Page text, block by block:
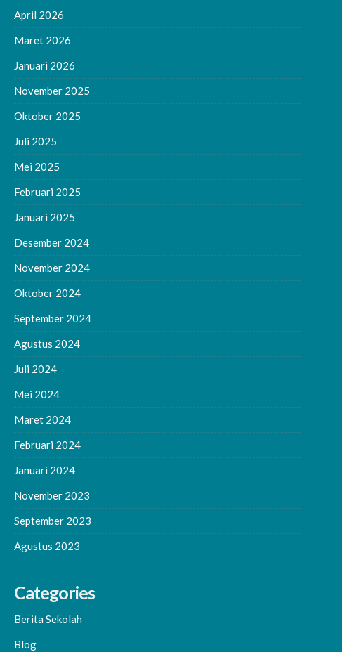
April 2026
Maret 2026
Januari 2026
November 2025
Oktober 2025
Juli 2025
Mei 2025
Februari 2025
Januari 2025
Desember 2024
November 2024
Oktober 2024
September 2024
Agustus 2024
Juli 2024
Mei 2024
Maret 2024
Februari 2024
Januari 2024
November 2023
September 2023
Agustus 2023
Categories
Berita Sekolah
Blog